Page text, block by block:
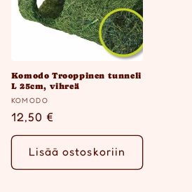
Komodo Trooppinen tunneli
L 25cm, vihreä
Myyjä:
KOMODO
Normaalihinta
12,50 €
Lisää ostoskoriin